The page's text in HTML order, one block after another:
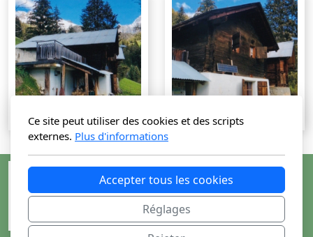
Ce site peut utiliser des cookies et des scripts
externes. Plus d'informations
Accepter tous les cookies
Réglages
Prafirmin - 2 grands chalets
Hauts-de-Savièse - chalet neuf